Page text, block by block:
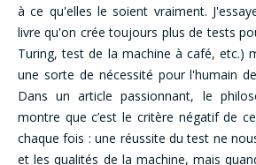
à ce qu'elles le soient vraiment.
livre qu'on crée toujours plus de tests
Turing, test de la machine à café, etc.)
une sorte de nécessité pour l'humain
Dans un article passionnant, le
montre que c’est le critère négatif de
chaque fois : une réussite du test ne
et les qualités de la machine, mais